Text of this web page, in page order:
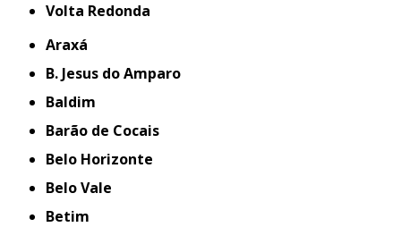
Volta Redonda
Araxá
B. Jesus do Amparo
Baldim
Barão de Cocais
Belo Horizonte
Belo Vale
Betim